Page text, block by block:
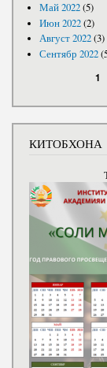
Май 2022(5)
Июн 2022(2)
Август 2022(3)
Сентябр 2022
1
КИТОБХОНА